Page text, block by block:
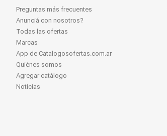
Preguntas más frecuentes
Anunciá con nosotros?
Todas las ofertas
Marcas
App de Catalogosofertas.com.ar
Quiénes somos
Agregar catálogo
Noticias